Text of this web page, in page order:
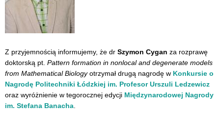
Z przyjemnością informujemy, że dr Szymon Cygan za rozprawę
doktorską pt. Pattern formation in nonlocal and degenerate models
from Mathematical Biologyotrzymał drugą nagrodę w Konkursie o
Nagrodę Politechniki Łódzkiej im. Profesor Urszuli Ledzewicz
oraz wyróżnienie w tegorocznej edycji Międzynarodowej Nagrody
im. Stefana Banacha